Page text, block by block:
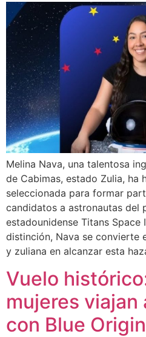
Melina Nava, una talentosa
de Cabimas, estado Zulia, ha
seleccionada para formar
candidatos a astronautas del
estadounidense Titans Space
distinción, Nava se convierte
y zuliana en alcanzar esta
Vuelo
mujeres viajan
con Blue Origin